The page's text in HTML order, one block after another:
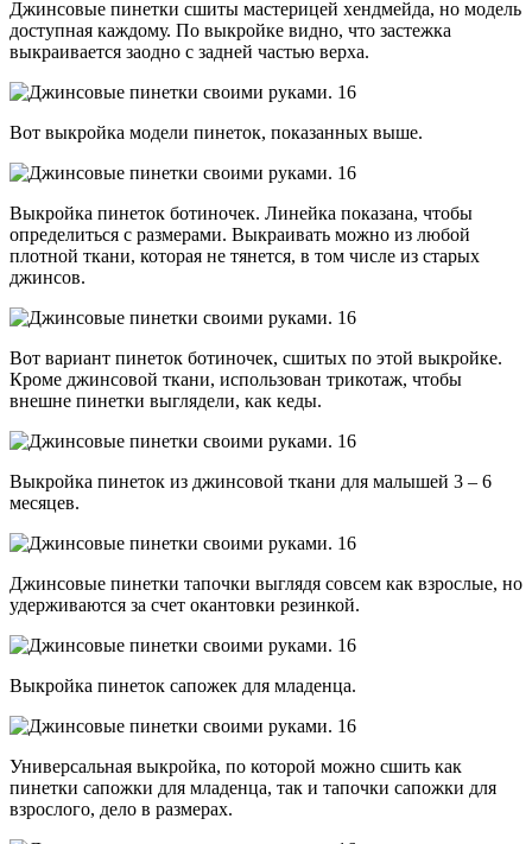
Джинсовые пинетки сшиты мастерицей хендмейда, но модель
доступная каждому. По выкройке видно, что застежка
выкраивается заодно с задней частью верха.
Вот выкройка модели пинеток, показанных выше.
Выкройка пинеток ботиночек. Линейка показана, чтобы
определиться с размерами. Выкраивать можно из любой
плотной ткани, которая не тянется, в том числе из старых
джинсов.
Вот вариант пинеток ботиночек, сшитых по этой выкройке.
Кроме джинсовой ткани, использован трикотаж, чтобы
внешне пинетки выглядели, как кеды.
Выкройка пинеток из джинсовой ткани для малышей 3 – 6
месяцев.
Джинсовые пинетки тапочки выглядя совсем как взрослые, но
удерживаются за счет окантовки резинкой.
Выкройка пинеток сапожек для младенца.
Универсальная выкройка, по которой можно сшить как
пинетки сапожки для младенца, так и тапочки сапожки для
взрослого, дело в размерах.